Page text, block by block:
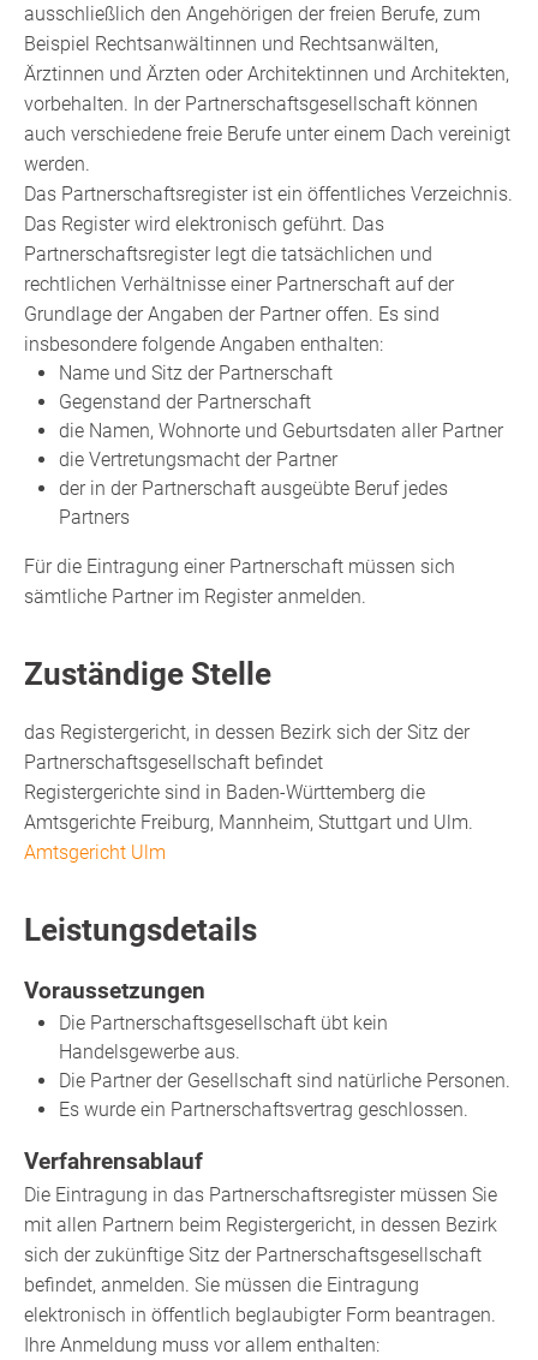
ausschließlich den Angehörigen der freien Berufe, zum
Beispiel Rechtsanwältinnen und Rechtsanwälten,
Ärztinnen und Ärzten oder Architektinnen und Architekten,
vorbehalten. In der Partnerschaftsgesellschaft können
auch verschiedene freie Berufe unter einem Dach vereinigt
werden.
Das Partnerschaftsregister ist ein öffentliches Verzeichnis.
Das Register wird elektronisch geführt. Das
Partnerschaftsregister legt die tatsächlichen und
rechtlichen Verhältnisse einer Partnerschaft auf der
Grundlage der Angaben der Partner offen. Es sind
insbesondere folgende Angaben enthalten:
Name und Sitz der Partnerschaft
Gegenstand der Partnerschaft
die Namen, Wohnorte und Geburtsdaten aller Partner
die Vertretungsmacht der Partner
der in der Partnerschaft ausgeübte Beruf jedes
Partners
Für die Eintragung einer Partnerschaft müssen sich
sämtliche Partner im Register anmelden.
Zuständige Stelle
das Registergericht, in dessen Bezirk sich der Sitz der
Partnerschaftsgesellschaft befindet
Registergerichte sind in Baden-Württemberg die
Amtsgerichte Freiburg, Mannheim, Stuttgart und Ulm.
Amtsgericht Ulm
Leistungsdetails
Voraussetzungen
Die Partnerschaftsgesellschaft übt kein
Handelsgewerbe aus.
Die Partner der Gesellschaft sind natürliche Personen.
Es wurde ein Partnerschaftsvertrag geschlossen.
Verfahrensablauf
Die Eintragung in das Partnerschaftsregister müssen Sie
mit allen Partnern beim Registergericht, in dessen Bezirk
sich der zukünftige Sitz der Partnerschaftsgesellschaft
befindet, anmelden. Sie müssen die Eintragung
elektronisch in öffentlich beglaubigter Form beantragen.
Ihre Anmeldung muss vor allem enthalten: